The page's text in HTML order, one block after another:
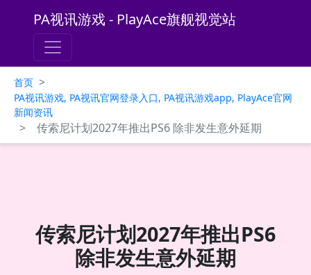
PA视讯游戏 - PlayAce旗舰视觉站
首页 >
PA视讯游戏, PA视讯官网登录入口, PA视讯游戏app, PlayAce官网
新闻资讯
> 传索尼计划2027年推出PS6 除非发生意外延期
传索尼计划2027年推出PS6
除非发生意外延期